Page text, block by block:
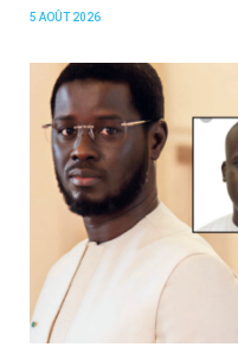
5 AOÛT 2026